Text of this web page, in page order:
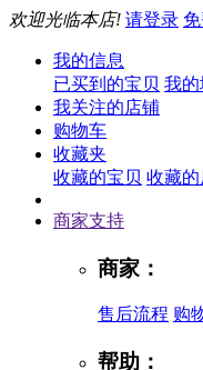
欢迎光临本店! 请登录
我的信息
已买到的宝贝 我的
我关注的店铺
购物车
收藏夹
收藏的宝贝 收藏
商家支持
商家：
售后流程 购
帮助：